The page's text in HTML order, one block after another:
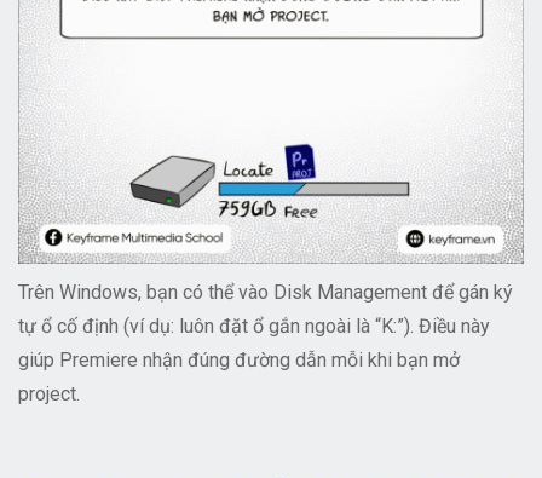
Trên Windows, bạn có thể vào Disk Management để gán ký
tự ổ cố định (ví dụ: luôn đặt ổ gắn ngoài là “K:”). Điều này
giúp Premiere nhận đúng đường dẫn mỗi khi bạn mở
project.